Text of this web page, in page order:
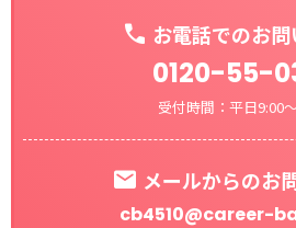
お電話でのお
0120-55-
受付時間：平日9:00
メールからのお
cb4510@career-